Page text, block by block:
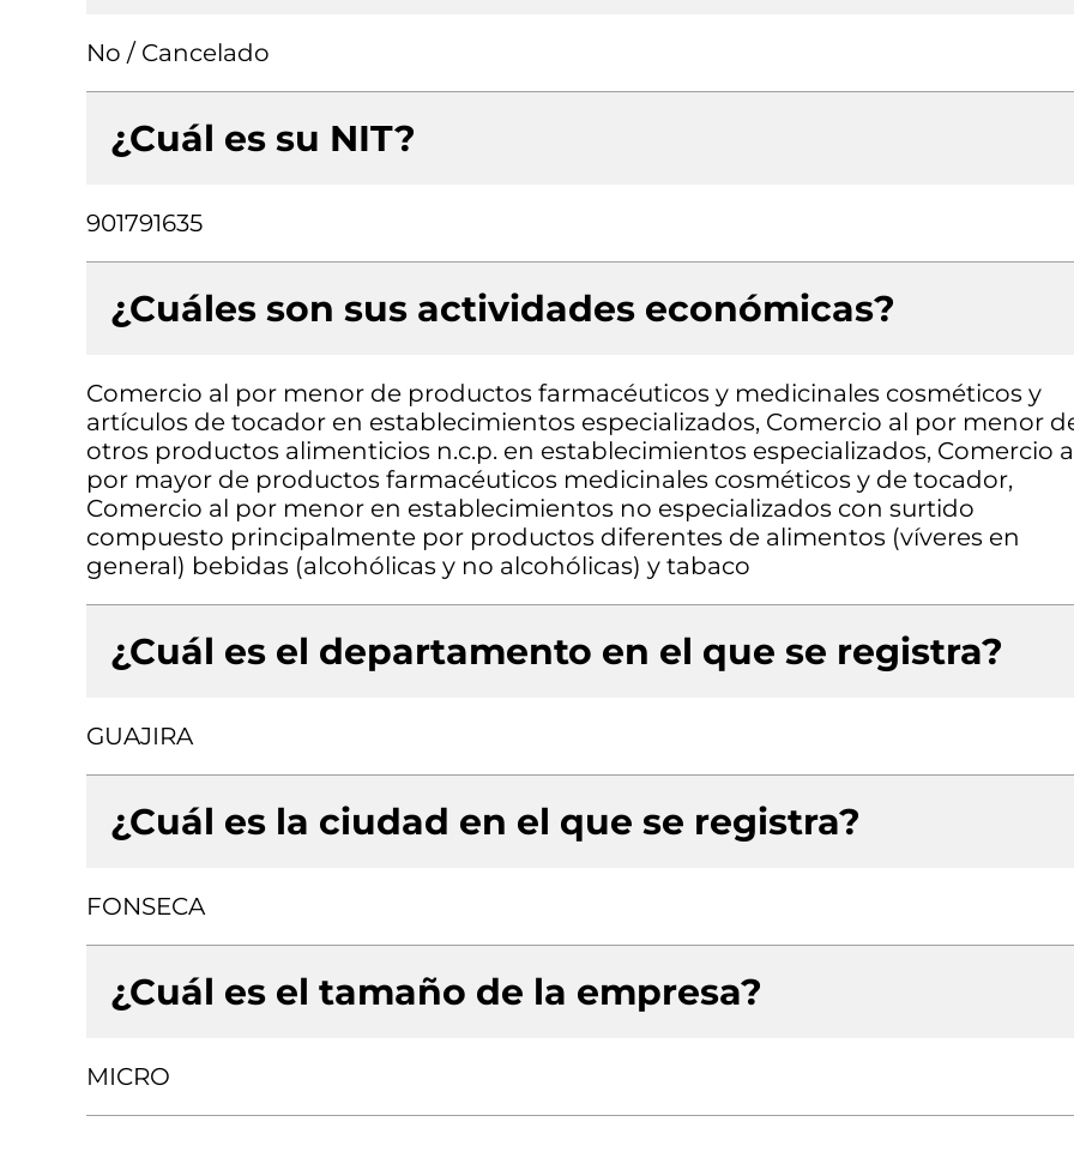
No / Cancelado
¿Cuál es su NIT?
901791635
¿Cuáles son sus actividades económicas?
Comercio al por menor de productos farmacéuticos y medicinales cosméticos y
artículos de tocador en establecimientos especializados, Comercio al por menor
otros productos alimenticios n.c.p. en establecimientos especializados, Comercio
por mayor de productos farmacéuticos medicinales cosméticos y de tocador,
Comercio al por menor en establecimientos no especializados con surtido
compuesto principalmente por productos diferentes de alimentos (víveres en
general) bebidas (alcohólicas y no alcohólicas) y tabaco
¿Cuál es el departamento en el que se registra?
GUAJIRA
¿Cuál es la ciudad en el que se registra?
FONSECA
¿Cuál es el tamaño de la empresa?
MICRO